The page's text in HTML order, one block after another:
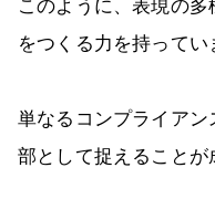
このように、表現の多
をつくる力を持ってい
単なるコンプライア
部として捉えることが